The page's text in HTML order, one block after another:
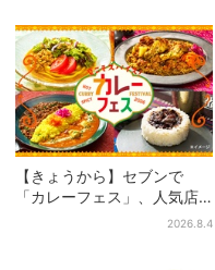
【きょうから】セブンで
「カレーフェス」、人気店
監修メニューなど全15品！
2026.8.4